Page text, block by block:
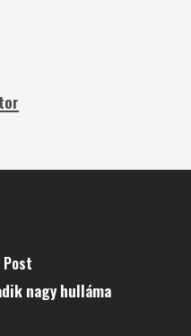
Post
nagy hulláma